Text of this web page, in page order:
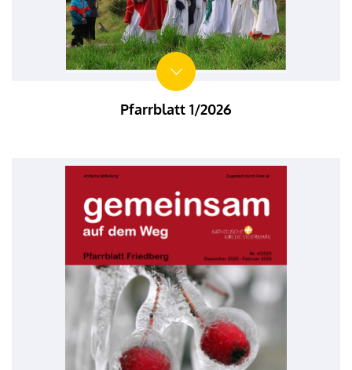
Pfarrblatt 1/2026